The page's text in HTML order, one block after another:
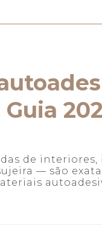
de
— são